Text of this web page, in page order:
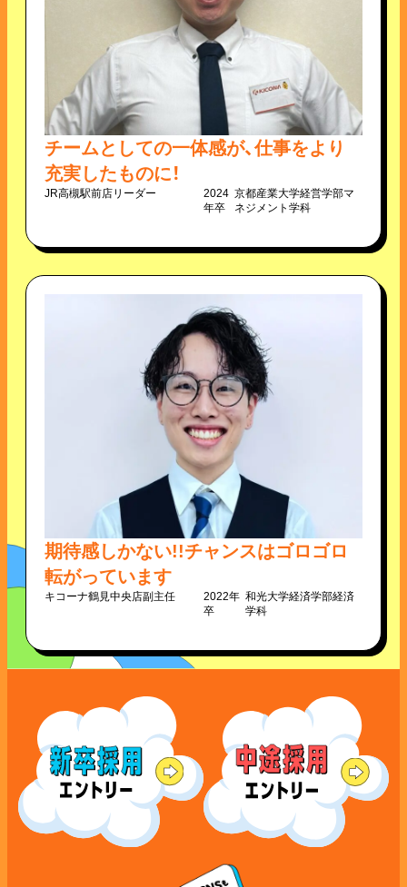
チームとしての一体感が、仕事をより
充実したものに！
JR高槻駅前店リーダー
2024
年卒
京都産業大学経営学部マ
ネジメント学科
期待感しかない!!チャンスはゴロゴロ
転がっています
キコーナ鶴見中央店副主任
2022年
卒
和光大学経済学部経済
学科